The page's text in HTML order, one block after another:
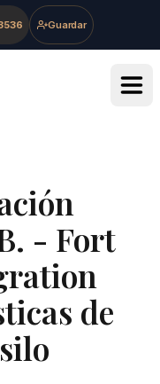
Guardar
- Fort
de